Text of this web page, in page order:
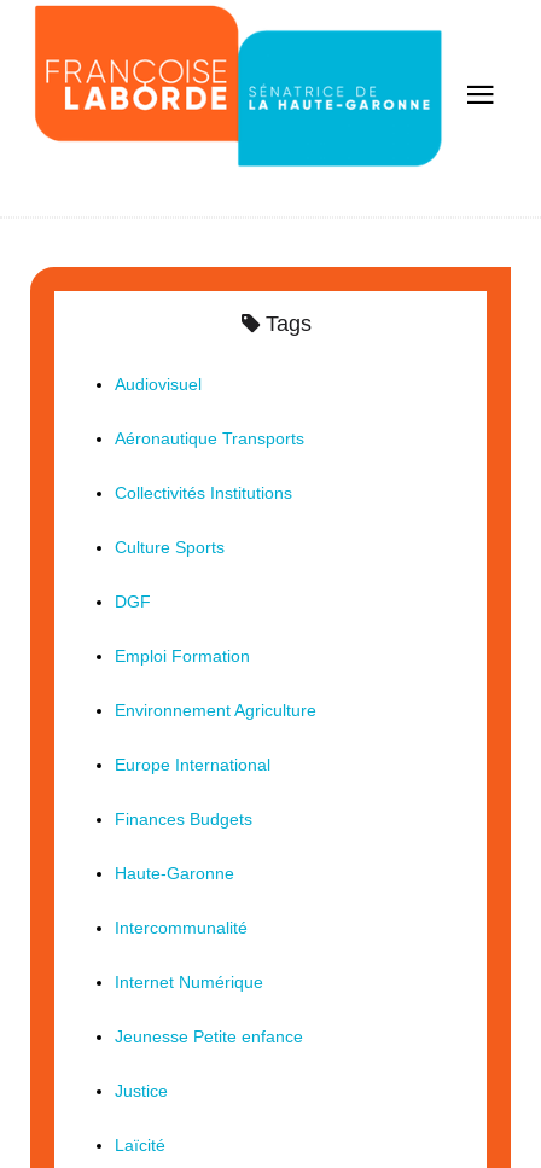
Tags
Audiovisuel
Aéronautique Transports
Collectivités Institutions
Culture Sports
DGF
Emploi Formation
Environnement Agriculture
Europe International
Finances Budgets
Haute-Garonne
Intercommunalité
Internet Numérique
Jeunesse Petite enfance
Justice
Laïcité